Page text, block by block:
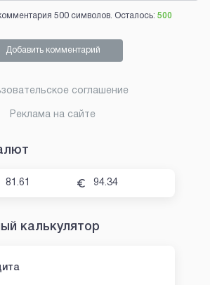
500 символов. Осталось: 500
Добавить комментарий
соглашение
Реклама на сайте
81.61 94.34
калькулятор